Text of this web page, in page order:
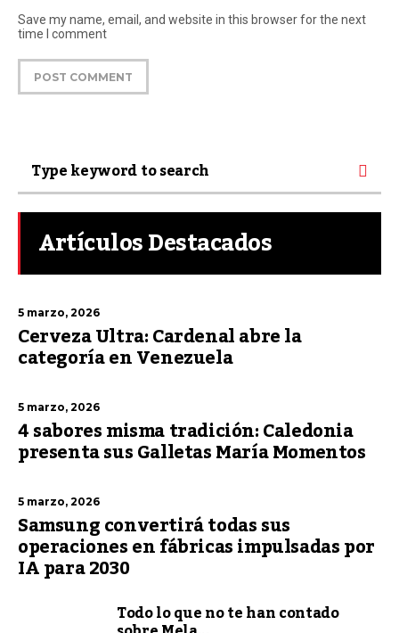
Save my name, email, and website in this browser for the next
time I comment
Artículos Destacados
5 marzo, 2026
Cerveza Ultra: Cardenal abre la
categoría en Venezuela
5 marzo, 2026
4 sabores misma tradición: Caledonia
presenta sus Galletas María Momentos
5 marzo, 2026
Samsung convertirá todas sus
operaciones en fábricas impulsadas por
IA para 2030
Todo lo que no te han contado